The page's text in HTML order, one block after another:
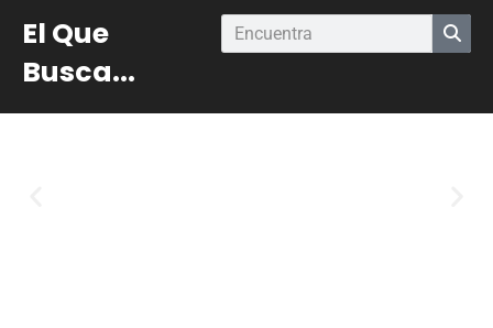
El Que
Busca...